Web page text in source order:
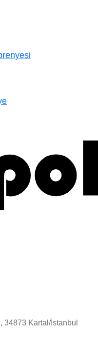
34873 Kartal/İstanbul